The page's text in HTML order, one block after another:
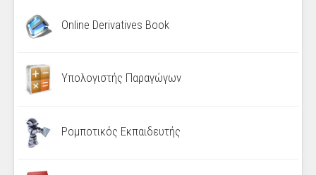
Online Derivatives Book
Υπολογιστής Παραγώγων
Ρομποτικός Εκπαιδευτής